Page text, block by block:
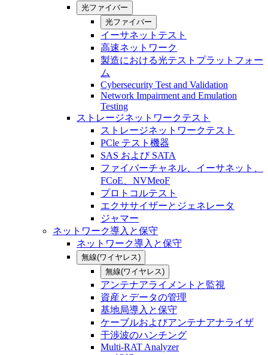
光ファイバー
光ファイバー
イーサネットテスト
高速ネットワーク
製造における光テストプラットフォー
ム
Cybersecurity Test and Validation
Network Impairment and Emulation
Testing
ストレージネットワークテスト
ストレージネットワークテスト
PCle テスト機器
SAS および SATA
ファイバーチャネル、イーサネット、
FCoE、NVMeoF
プロトコルテスト
エクササイザーとジェネレータ
ジャマー
ネットワーク導入と保守
ネットワーク導入と保守
無線(ワイヤレス)
無線(ワイヤレス)
アンテナアライメントと監視
資産とデータの管理
基地局導入と保守
ケーブルおよびアンテナアナライザ
干渉波のハンチング
Multi-RAT Analyzer